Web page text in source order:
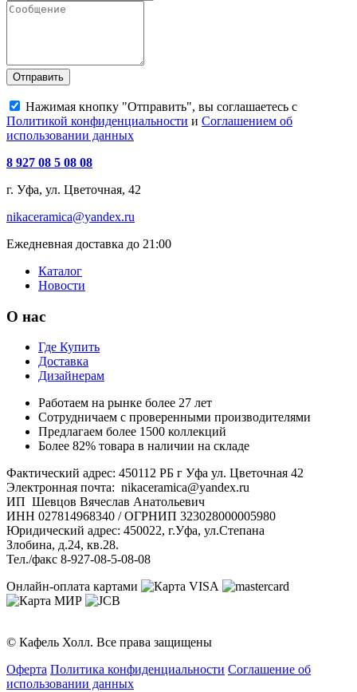
Отправить
Нажимая кнопку "Отправить", вы соглашаетесь с
Политикой конфиденциальности и Соглашением об
использовании данных
8 927 08 5 08 08
г. Уфа, ул. Цветочная, 42
nikaceramica@yandex.ru
Ежедневная доставка до 21:00
Каталог
Новости
О нас
Где Купить
Доставка
Дизайнерам
Работаем на рынке более 27 лет
Сотрудничаем с проверенными производителями
Предлагаем более 1500 коллекций
Более 82% товара в наличии на складе
Фактический адрес: 450112 РБ г Уфа ул. Цветочная 42
Электронная почта: nikaceramica@yandex.ru
ИП Шевцов Вячеслав Анатольевич
ИНН 027814968340 / ОГРНИП 323028000005980
Юридический адрес: 450022, г.Уфа, ул.Степана
Злобина, д.24, кв.28.
Тел./факс 8-927-08-5-08-08
Онлайн-оплата картами
© Кафель Холл. Все права защищены
Оферта Политика конфиденциальности Соглашение об
использовании данных